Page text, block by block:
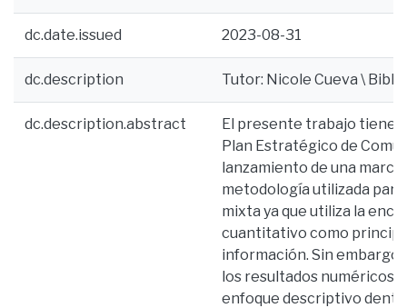
dc.date.issued 2023-08-31
dc.description Tutor: Nicole Cueva \
dc.description.abstract
El presente trabajo tiene
Plan Estratégico de
lanzamiento de una
metodología utilizada
mixta ya que utiliza la
cuantitativo como
información. Sin
los resultados numéricos
enfoque descriptivo